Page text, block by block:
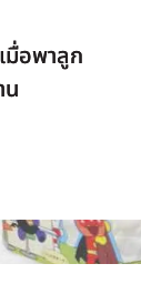
มื่อพาลูก